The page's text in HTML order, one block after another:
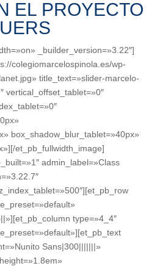
EL PROYECTO
_builder_version=»3.22″]
colegiomarcelospinola.es/wp-
title_text=»slider-marcelo-
vertical_offset_tablet=»0″
box_shadow_blur_tablet=»40px»
et_pb_fullwidth_image]
admin_label=»Class
type=»4_4″
Sans|300|||||||»